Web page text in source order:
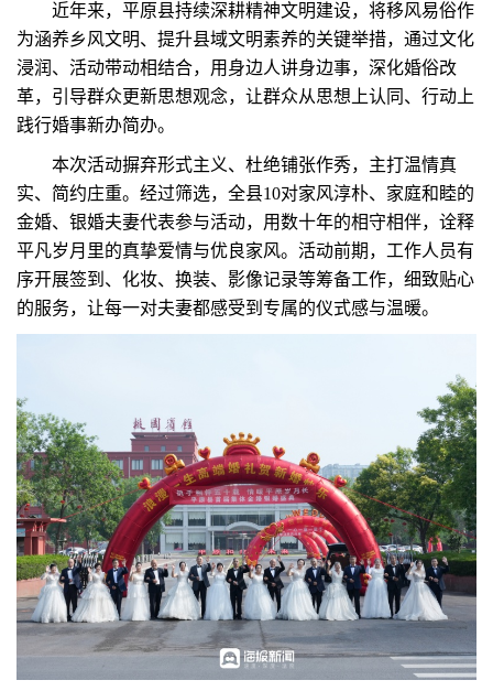
近年来，平原县持续深耕精神文明建设，将移风易俗作
为涵养乡风文明、提升县域文明素养的关键举措，通过文化
浸润、活动带动相结合，用身边人讲身边事，深化婚俗改
革，引导群众更新思想观念，让群众从思想上认同、行动上
践行婚事新办简办。
本次活动摒弃形式主义、杜绝铺张作秀，主打温情真
实、简约庄重。经过筛选，全县10对家风淳朴、家庭和睦的
金婚、银婚夫妻代表参与活动，用数十年的相守相伴，诠释
平凡岁月里的真挚爱情与优良家风。活动前期，工作人员有
序开展签到、化妆、换装、影像记录等筹备工作，细致贴心
的服务，让每一对夫妻都感受到专属的仪式感与温暖。